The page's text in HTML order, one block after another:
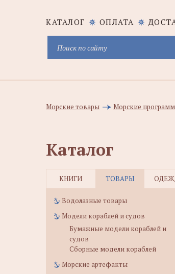
КАТАЛОГ ОПЛАТА
Морские товары Морские
Каталог
КНИГИ ТОВАРЫ
Водолазные товары
Модели кораблей и судов
Бумажные модели кораблей и
судов
Сборные модели кораблей
Морские артефакты